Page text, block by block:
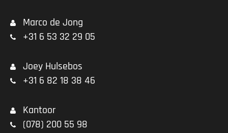
Marco de Jong
+31 6 53 32 29 05
Joey Hulsebos
+31 6 82 18 38 46
Kantoor
(078) 200 55 98